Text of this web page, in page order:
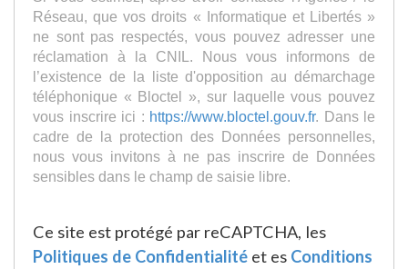
Réseau, que vos droits « Informatique et Libertés »
ne sont pas respectés, vous pouvez adresser une
réclamation à la CNIL. Nous vous informons de
l’existence de la liste d'opposition au démarchage
téléphonique « Bloctel », sur laquelle vous pouvez
vous inscrire ici : https://www.bloctel.gouv.fr. Dans le
cadre de la protection des Données personnelles,
nous vous invitons à ne pas inscrire de Données
sensibles dans le champ de saisie libre.
Ce site est protégé par reCAPTCHA, les
Politiques de Confidentialité et es Conditions